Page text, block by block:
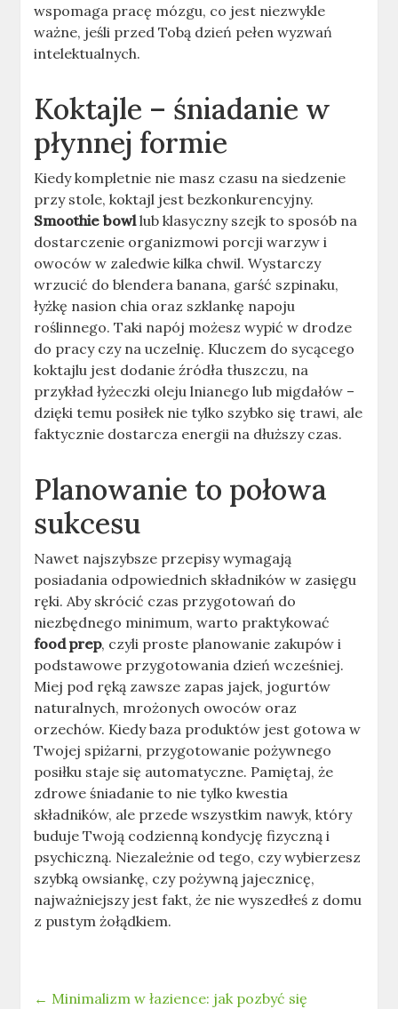
wspomaga pracę mózgu, co jest niezwykle
ważne, jeśli przed Tobą dzień pełen wyzwań
intelektualnych.
Koktajle – śniadanie w
płynnej formie
Kiedy kompletnie nie masz czasu na siedzenie
przy stole, koktajl jest bezkonkurencyjny.
Smoothie bowllub klasyczny szejk to sposób na
dostarczenie organizmowi porcji warzyw i
owoców w zaledwie kilka chwil. Wystarczy
wrzucić do blendera banana, garść szpinaku,
łyżkę nasion chia oraz szklankę napoju
roślinnego. Taki napój możesz wypić w drodze
do pracy czy na uczelnię. Kluczem do sycącego
koktajlu jest dodanie źródła tłuszczu, na
przykład łyżeczki oleju lnianego lub migdałów –
dzięki temu posiłek nie tylko szybko się trawi, ale
faktycznie dostarcza energii na dłuższy czas.
Planowanie to połowa
sukcesu
Nawet najszybsze przepisy wymagają
posiadania odpowiednich składników w zasięgu
ręki. Aby skrócić czas przygotowań do
niezbędnego minimum, warto praktykować
food prep, czyli proste planowanie zakupów i
podstawowe przygotowania dzień wcześniej.
Miej pod ręką zawsze zapas jajek, jogurtów
naturalnych, mrożonych owoców oraz
orzechów. Kiedy baza produktów jest gotowa w
Twojej spiżarni, przygotowanie pożywnego
posiłku staje się automatyczne. Pamiętaj, że
zdrowe śniadanie to nie tylko kwestia
składników, ale przede wszystkim nawyk, który
buduje Twoją codzienną kondycję fizyczną i
psychiczną. Niezależnie od tego, czy wybierzesz
szybką owsiankę, czy pożywną jajecznicę,
najważniejszy jest fakt, że nie wyszedłeś z domu
z pustym żołądkiem.
← Minimalizm w łazience: jak pozbyć się